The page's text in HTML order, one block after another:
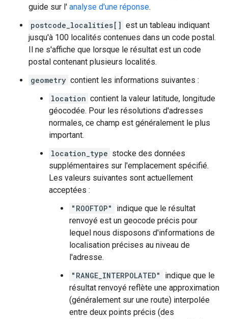
guide sur l' analyse d'une réponse.
postcode_localities[] est un tableau indiquant
jusqu'à 100 localités contenues dans un code postal.
Il ne s'affiche que lorsque le résultat est un code
postal contenant plusieurs localités.
geometry contient les informations suivantes :
location contient la valeur latitude, longitude
géocodée. Pour les résolutions d'adresses
normales, ce champ est généralement le plus
important.
location_type stocke des données
supplémentaires sur l'emplacement spécifié.
Les valeurs suivantes sont actuellement
acceptées :
"ROOFTOP"
indique que le résultat
renvoyé est un geocode précis pour
lequel nous disposons d'informations de
localisation précises au niveau de
l'adresse.
"RANGE_INTERPOLATED"
indique que le
résultat renvoyé reflète une approximation
(généralement sur une route) interpolée
entre deux points précis (des